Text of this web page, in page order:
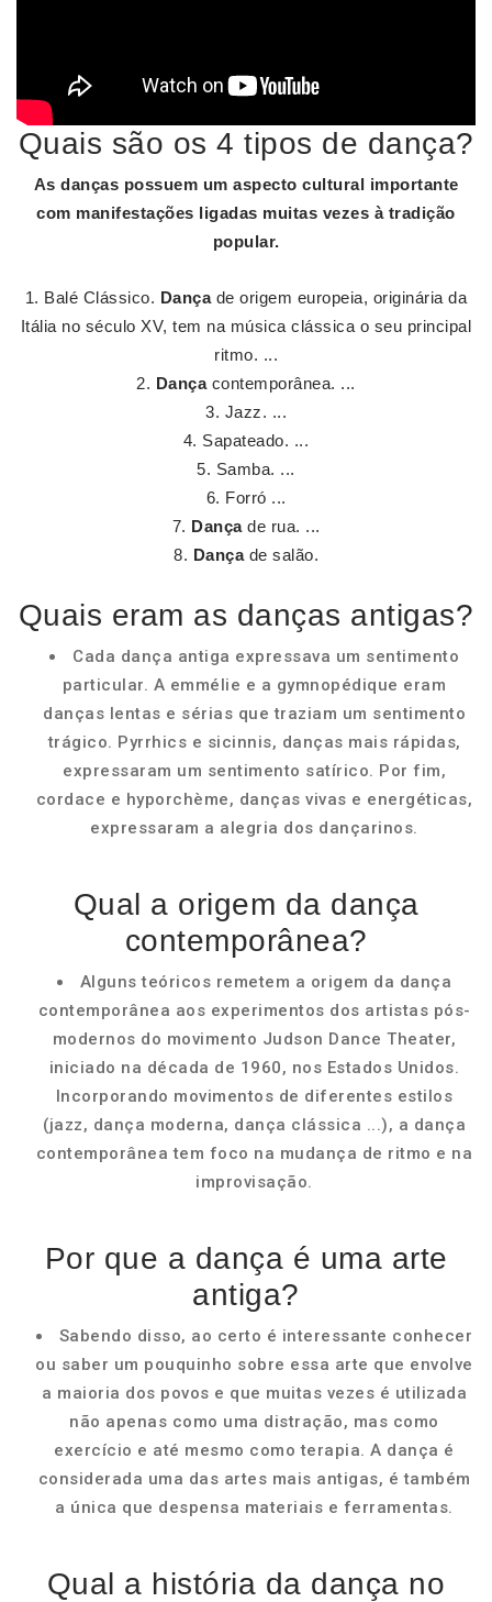
Quais são os 4 tipos de dança?
As danças possuem um aspecto cultural importante
com manifestações ligadas muitas vezes à tradição
popular.
Balé Clássico. Dançade origem europeia, originária da
Itália no século XV, tem na música clássica o seu principal
ritmo. ...
Dançacontemporânea. ...
Jazz. ...
Sapateado. ...
Samba. ...
Forró ...
Dançade rua. ...
Dançade salão.
Quais eram as danças antigas?
Cada dança antiga expressava um sentimento
particular. A emmélie e a gymnopédique eram
danças lentas e sérias que traziam um sentimento
trágico. Pyrrhics e sicinnis, danças mais rápidas,
expressaram um sentimento satírico. Por fim,
cordace e hyporchème, danças vivas e energéticas,
expressaram a alegria dos dançarinos.
Qual a origem da dança
contemporânea?
Alguns teóricos remetem a origem da dança
contemporânea aos experimentos dos artistas pós-
modernos do movimento Judson Dance Theater,
iniciado na década de 1960, nos Estados Unidos.
Incorporando movimentos de diferentes estilos
(jazz, dança moderna, dança clássica ...), a dança
contemporânea tem foco na mudança de ritmo e na
improvisação.
Por que a dança é uma arte
antiga?
Sabendo disso, ao certo é interessante conhecer
ou saber um pouquinho sobre essa arte que envolve
a maioria dos povos e que muitas vezes é utilizada
não apenas como uma distração, mas como
exercício e até mesmo como terapia. A dança é
considerada uma das artes mais antigas, é também
a única que despensa materiais e ferramentas.
Qual a história da dança no